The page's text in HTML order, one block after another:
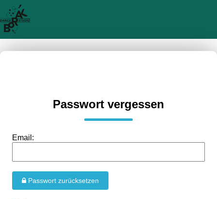
Passwort vergessen
Email:
Passwort zurücksetzen